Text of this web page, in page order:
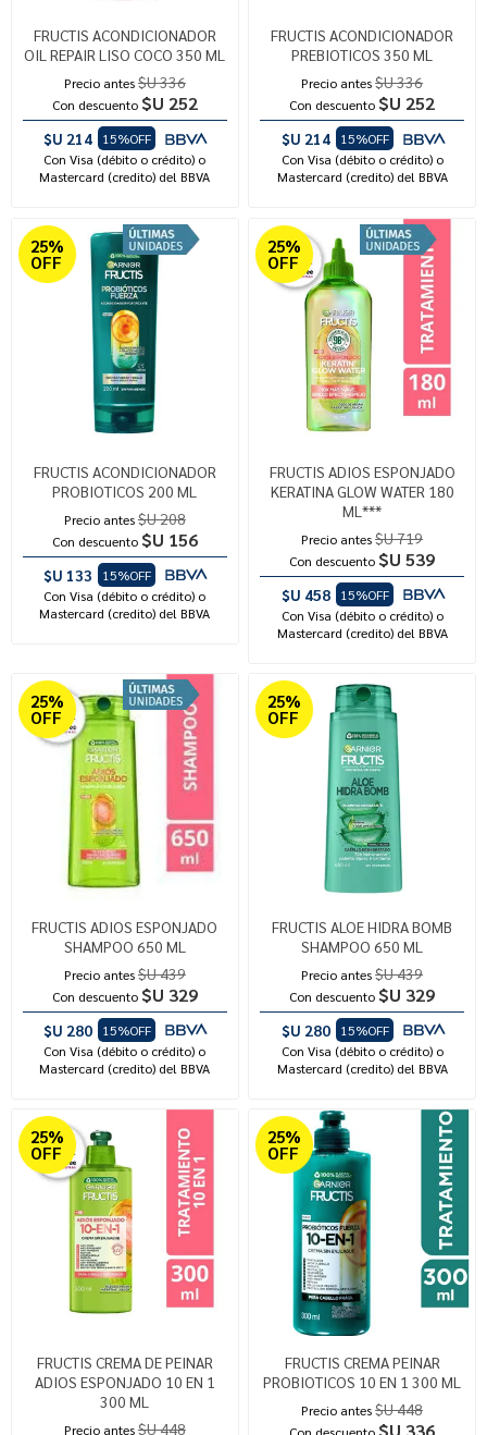
FRUCTIS ACONDICIONADOR
OIL REPAIR LISO COCO 350 ML
Precio antes$U 336
Con descuento $U 252
$U 214
15%OFF
Con Visa (débito o crédito) o
Mastercard (credito) del BBVA
FRUCTIS ACONDICIONADOR
PREBIOTICOS 350 ML
Precio antes$U 336
Con descuento $U 252
$U 214
15%OFF
Con Visa (débito o crédito) o
Mastercard (credito) del BBVA
25%
OFF
FRUCTIS ACONDICIONADOR
PROBIOTICOS 200 ML
Precio antes$U 208
Con descuento $U 156
$U 133
15%OFF
Con Visa (débito o crédito) o
Mastercard (credito) del BBVA
25%
OFF
FRUCTIS ADIOS ESPONJADO
KERATINA GLOW WATER 180
ML***
Precio antes$U 719
Con descuento $U 539
$U 458
15%OFF
Con Visa (débito o crédito) o
Mastercard (credito) del BBVA
25%
OFF
FRUCTIS ADIOS ESPONJADO
SHAMPOO 650 ML
Precio antes$U 439
Con descuento $U 329
$U 280
15%OFF
Con Visa (débito o crédito) o
Mastercard (credito) del BBVA
25%
OFF
FRUCTIS ALOE HIDRA BOMB
SHAMPOO 650 ML
Precio antes$U 439
Con descuento $U 329
$U 280
15%OFF
Con Visa (débito o crédito) o
Mastercard (credito) del BBVA
25%
OFF
FRUCTIS CREMA DE PEINAR
ADIOS ESPONJADO 10 EN 1
300 ML
Precio antes$U 448
25%
OFF
FRUCTIS CREMA PEINAR
PROBIOTICOS 10 EN 1 300 ML
Precio antes$U 448
$U 336